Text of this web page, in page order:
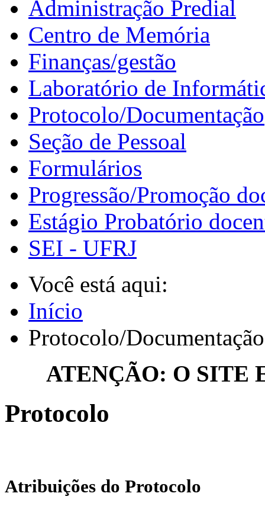
Administração Predial
Centro de Memória
Finanças/gestão
Laboratório de
Protocolo/Documentação
Seção de Pessoal
Formulários
Progressão/Promoção
Estágio Probatório
SEI - UFRJ
Você está aqui:
Início
Protocolo/Documentação
ATENÇÃO: O SITE
Protocolo
Atribuições do Protocolo